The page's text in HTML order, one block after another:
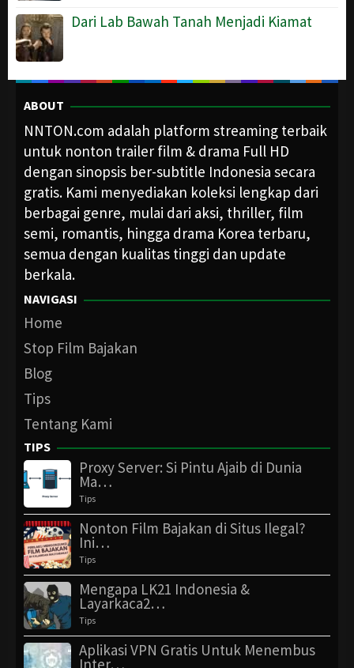
Dari Lab Bawah Tanah Menjadi Kiamat
ABOUT
NNTON.com adalah platform streaming terbaik
untuk nonton trailer film & drama Full HD
dengan sinopsis ber-subtitle Indonesia secara
gratis. Kami menyediakan koleksi lengkap dari
berbagai genre, mulai dari aksi, thriller, film
semi, romantis, hingga drama Korea terbaru,
semua dengan kualitas tinggi dan update
berkala.
NAVIGASI
Home
Stop Film Bajakan
Blog
Tips
Tentang Kami
TIPS
Proxy Server: Si Pintu Ajaib di Dunia
Ma…
Tips
Nonton Film Bajakan di Situs Ilegal?
Ini…
Tips
Mengapa LK21 Indonesia &
Layarkaca2…
Tips
Aplikasi VPN Gratis Untuk Menembus
Inter…